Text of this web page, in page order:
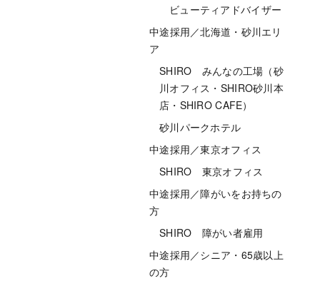
ビューティアドバイザー
中途採用／北海道・砂川エリ
ア
SHIRO みんなの工場（砂
川オフィス・SHIRO砂川本
店・SHIRO CAFE）
砂川パークホテル
中途採用／東京オフィス
SHIRO 東京オフィス
中途採用／障がいをお持ちの
方
SHIRO 障がい者雇用
中途採用／シニア・65歳以上
の方